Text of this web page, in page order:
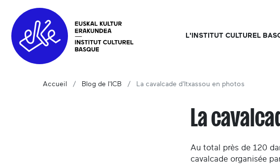
L'INSTITUT CULTUREL
Accueil Blog de l'ICB La cavalcade d'Itxassou en photos
La
Au total près de 120
cavalcade organisée